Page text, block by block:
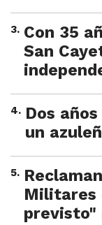
3. Con 35
San
4. Dos
un
5.
Militares
previsto"